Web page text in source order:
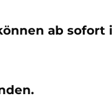
ab sofort